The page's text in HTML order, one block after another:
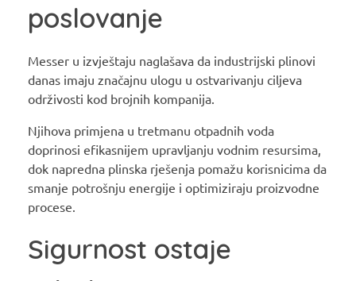
poslovanje
Messer u izvještaju naglašava da industrijski plinovi
danas imaju značajnu ulogu u ostvarivanju ciljeva
održivosti kod brojnih kompanija.
Njihova primjena u tretmanu otpadnih voda
doprinosi efikasnijem upravljanju vodnim resursima,
dok napredna plinska rješenja pomažu korisnicima da
smanje potrošnju energije i optimiziraju proizvodne
procese.
Sigurnost ostaje